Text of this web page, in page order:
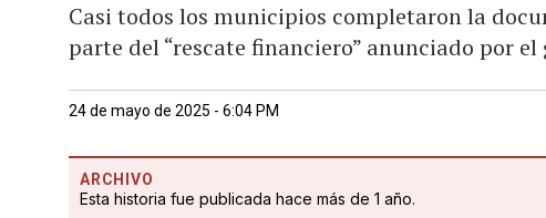
Casi todos los municipios completaron la
parte del “rescate financiero” anunciado por el
24 de mayo de 2025 - 6:04 PM
ARCHIVO
Esta historia fue publicada hace más de 1 año.